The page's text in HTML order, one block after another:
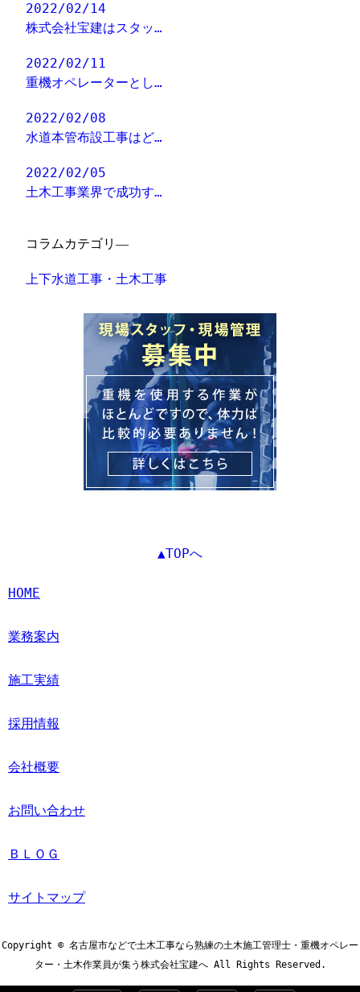
2022/02/14
株式会社宝建はスタッ…
2022/02/11
重機オペレーターとし…
2022/02/08
水道本管布設工事はど…
2022/02/05
土木工事業界で成功す…
コラムカテゴリ―
上下水道工事・土木工事
▲TOPへ
HOME
業務案内
施工実績
採用情報
会社概要
お問い合わせ
ＢＬＯＧ
サイトマップ
Copyright © 名古屋市などで土木工事なら熟練の土木施工管理士・重機オペレー
ター・土木作業員が集う株式会社宝建へ All Rights Reserved.